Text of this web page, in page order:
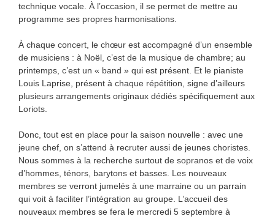
technique vocale. À l’occasion, il se permet de mettre au
programme ses propres harmonisations.
À chaque concert, le chœur est accompagné d’un ensemble
de musiciens : à Noël, c’est de la musique de chambre; au
printemps, c’est un « band » qui est présent. Et le pianiste
Louis Laprise, présent à chaque répétition, signe d’ailleurs
plusieurs arrangements originaux dédiés spécifiquement aux
Loriots.
Donc, tout est en place pour la saison nouvelle : avec une
jeune chef, on s’attend à recruter aussi de jeunes choristes.
Nous sommes à la recherche surtout de sopranos et de voix
d’hommes, ténors, barytons et basses. Les nouveaux
membres se verront jumelés à une marraine ou un parrain
qui voit à faciliter l’intégration au groupe. L’accueil des
nouveaux membres se fera le mercredi 5 septembre à